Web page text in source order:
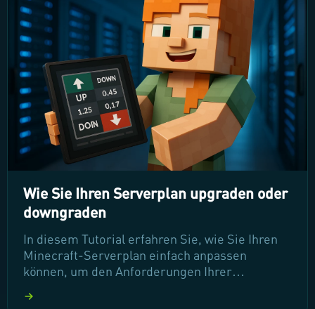
Probleme selbst zu lösen. Lesen Sie weiter, um
Ihre Spielerfahrung zu verbessern!
Wie Sie Ihren Serverplan upgraden oder
downgraden
In diesem Tutorial erfahren Sie, wie Sie Ihren
Minecraft-Serverplan einfach anpassen
können, um den Anforderungen Ihrer
Upgrade oder Downgrade – wir zeigen Ihnen